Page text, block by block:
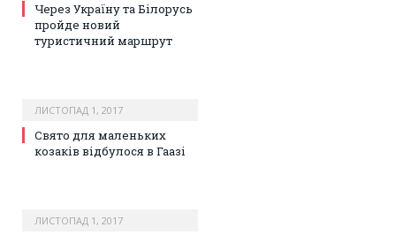
Через Україну та Білорусь
пройде новий
туристичний маршрут
ЛИСТОПАД 1, 2017
Свято для маленьких
козаків відбулося в Гаазі
ЛИСТОПАД 1, 2017